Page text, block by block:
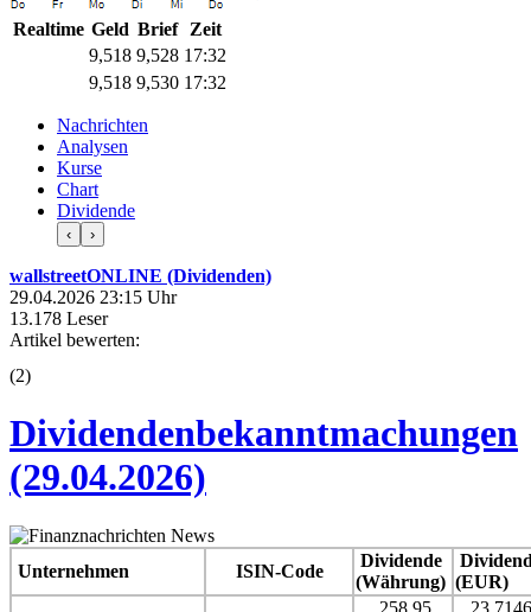
Realtime Geld Brief
Zeit
9,520 9,530 17:32
9,518 9,530 17:32
Nachrichten
Analysen
Kurse
Chart
Dividende
‹ ›
wallstreetONLINE (Dividenden)
29.04.2026 23:15 Uhr
13.178 Leser
Artikel bewerten:
(2)
Dividendenbekanntmachungen
(29.04.2026)
Unternehmen ISIN-Code
Dividende
(Währung) (EUR)
258,95 23,7146